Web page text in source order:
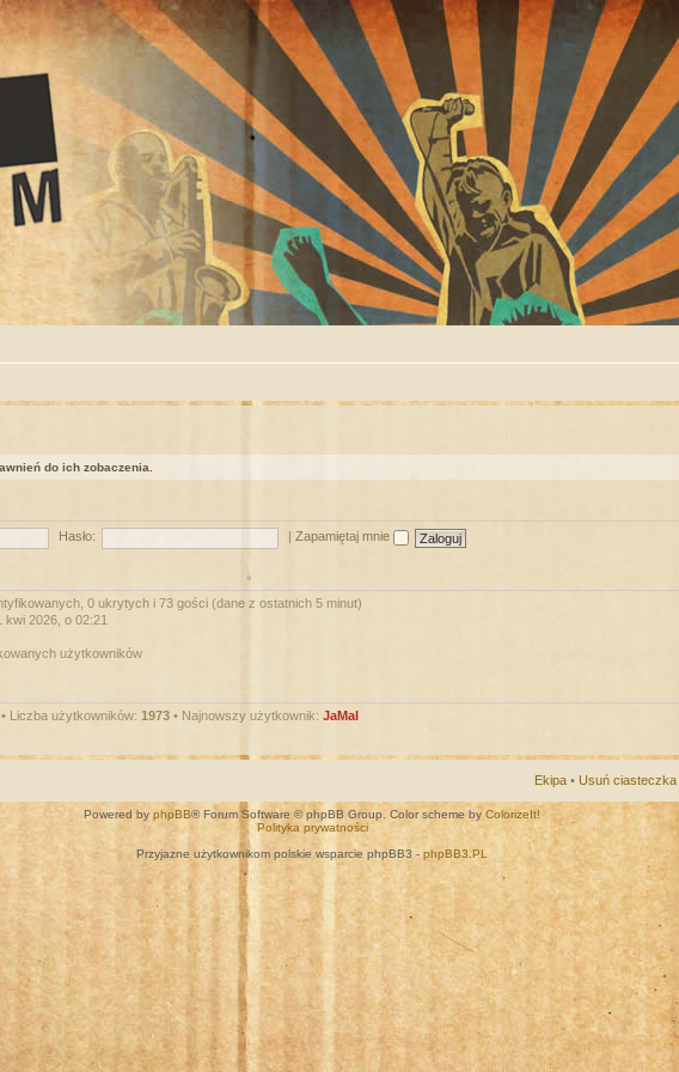
do ich zobaczenia.
Hasło: Zapamiętaj mnie
0 ukrytych i 73 gości (dane z ostatnich 5 minut)
kwi 2026, o 02:21
użytkowników
• Liczba użytkowników: 1973 • Najnowszy użytkownik: JaMal
Ekipa • Usuń ciasteczka
Powered by phpBB® Forum Software © phpBB Group. Color scheme by ColorizeIt!
Polityka prywatności
Przyjazne użytkownikom polskie wsparcie phpBB3 - phpBB3.PL